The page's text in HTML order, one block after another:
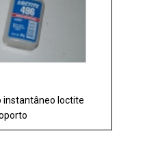
instantâneo loctite